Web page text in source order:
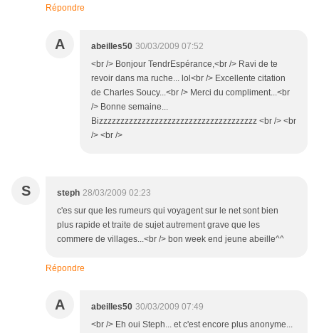
Répondre
A abeilles50 30/03/2009 07:52
<br /> Bonjour TendrEspérance,<br /> Ravi de te
revoir dans ma ruche... lol<br /> Excellente citation
de Charles Soucy...<br /> Merci du compliment...<br
/> Bonne semaine...
Bizzzzzzzzzzzzzzzzzzzzzzzzzzzzzzzzzzzzz <br /> <br
/> <br />
S steph 28/03/2009 02:23
c'es sur que les rumeurs qui voyagent sur le net sont bien
plus rapide et traite de sujet autrement grave que les
commere de villages...<br /> bon week end jeune abeille^^
Répondre
A abeilles50 30/03/2009 07:49
<br /> Eh oui Steph... et c'est encore plus anonyme...